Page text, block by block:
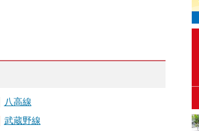
八高線
武蔵野線